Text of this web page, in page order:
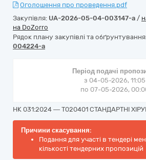
Оголошення про проведення.pdf
Закупівля: UA-2026-05-04-003147-a /
на DoZorro
Рядок плану закупівлі та
004224-a
Період подачі
з 04-05-2026, 11:05
по 07-05-2026,
НК 031:2024 — T020401 СТАНДАРТНІ
Причини скасування:
Подання для участі в тендері
кількості тендерних пропозицій